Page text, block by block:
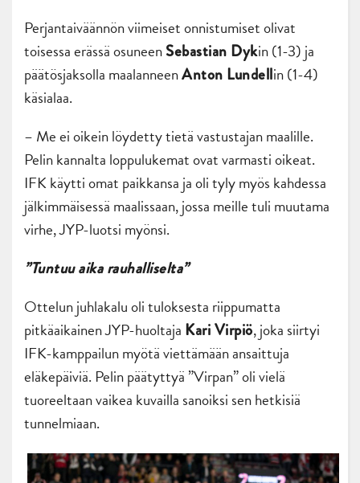
Perjantaiväännön viimeiset onnistumiset olivat
toisessa erässä osuneenSebastian Dykin (1-3) ja
päätösjaksolla maalanneenAnton Lundellin (1-4)
käsialaa.
– Me ei oikein löydetty tietä vastustajan maalille.
Pelin kannalta loppulukemat ovat varmasti oikeat.
IFK käytti omat paikkansa ja oli tyly myös kahdessa
jälkimmäisessä maalissaan, jossa meille tuli muutama
virhe, JYP-luotsi myönsi.
”Tuntuu aika rauhalliselta”
Ottelun juhlakalu oli tuloksesta riippumatta
pitkäaikainen JYP-huoltaja Kari Virpiö, joka siirtyi
IFK-kamppailun myötä viettämään ansaittuja
eläkepäiviä. Pelin päätyttyä ”Virpan” oli vielä
tuoreeltaan vaikea kuvailla sanoiksi sen hetkisiä
tunnelmiaan.